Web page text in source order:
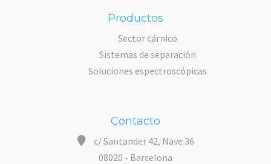
Productos
Sector cárnico
Sistemas de separación
Soluciones espectroscópicas
Contacto
c/ Santander 42, Nave 36
08020 - Barcelona